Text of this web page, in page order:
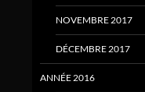
NOVEMBRE 2017
DÉCEMBRE 2017
ANNÉE 2016